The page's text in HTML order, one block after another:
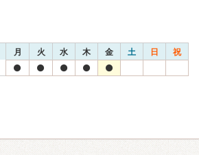
月 火 水 木 金 土 日 祝